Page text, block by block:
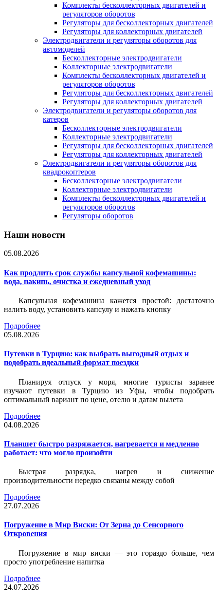
Комплекты бесколлекторных двигателей и
регуляторов оборотов
Регуляторы для бесколлекторных двигателей
Регуляторы для коллекторных двигателей
Электродвигатели и регуляторы оборотов для
автомоделей
Бесколлекторные электродвигатели
Коллекторные электродвигатели
Комплекты бесколлекторных двигателей и
регуляторов оборотов
Регуляторы для бесколлекторных двигателей
Регуляторы для коллекторных двигателей
Электродвигатели и регуляторы оборотов для
катеров
Бесколлекторные электродвигатели
Коллекторные электродвигатели
Регуляторы для бесколлекторных двигателей
Регуляторы для коллекторных двигателей
Электродвигатели и регуляторы оборотов для
квадрокоптеров
Бесколлекторные электродвигатели
Коллекторные электродвигатели
Комплекты бесколлекторных двигателей и
регуляторов оборотов
Регуляторы оборотов
Наши новости
05.08.2026
Как продлить срок службы капсульной кофемашины:
вода, накипь, очистка и ежедневный уход
Капсульная кофемашина кажется простой: достаточно
налить воду, установить капсулу и нажать кнопку
Подробнее
05.08.2026
Путевки в Турцию: как выбрать выгодный отдых и
подобрать идеальный формат поездки
Планируя отпуск у моря, многие туристы заранее
изучают путевки в Турцию из Уфы, чтобы подобрать
оптимальный вариант по цене, отелю и датам вылета
Подробнее
04.08.2026
Планшет быстро разряжается, нагревается и медленно
работает: что могло произойти
Быстрая разрядка, нагрев и снижение
производительности нередко связаны между собой
Подробнее
27.07.2026
Погружение в Мир Виски: От Зерна до Сенсорного
Откровения
Погружение в мир виски — это гораздо больше, чем
просто употребление напитка
Подробнее
24.07.2026